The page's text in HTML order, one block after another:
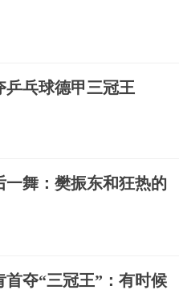
乒乓球德甲三冠王
舞：樊振东和狂热的
夺“三冠王”：有时候